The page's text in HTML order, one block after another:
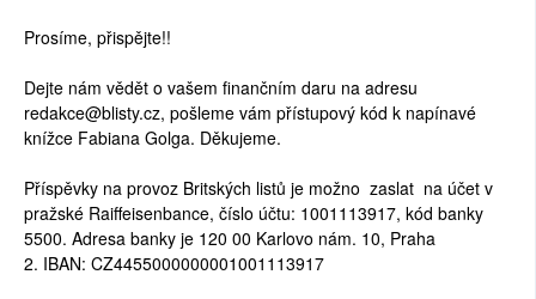
Prosíme, přispějte!!
Dejte nám vědět o vašem finančním daru na adresu
redakce@blisty.cz, pošleme vám přístupový kód k napínavé
knížce Fabiana Golga. Děkujeme.
Příspěvky na provoz Britských listů je možno zaslat na účet v
pražské Raiffeisenbance, číslo účtu: 1001113917, kód banky
5500. Adresa banky je 120 00 Karlovo nám. 10, Praha
2. IBAN: CZ4455000000001001113917